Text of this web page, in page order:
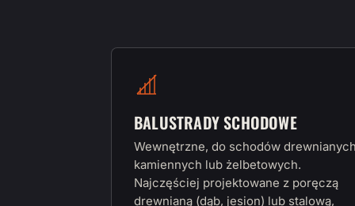
BALUSTRADY SCHODOWE
Wewnętrzne, do schodów
kamiennych lub żelbetowych.
Najczęściej projektowane z poręczą
drewnianą (dąb, jesion) lub stalową,